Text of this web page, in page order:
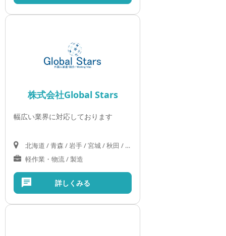
株式会社Global Stars
幅広い業界に対応しております
北海道 / 青森 / 岩手 / 宮城 / 秋田 / 山形 / 福島 / 茨城 / 栃木 / 群馬 / 埼玉 / 千葉 / 東京 / 神奈川 / 新潟 / 富山 / 石川 / 福井 / 山梨 / 長野 / 岐阜 / 静岡 / 愛知 / 三重 / 滋賀 / 京都 / 大阪 / 兵庫 / 奈良 / 和歌山 / 鳥取 / 島根 / 岡山 / 広島 / 山口 / 徳島 / 香川 / 愛媛 / 高知 / 福岡 / 佐賀 / 長崎 / 熊本 / 大分 / 宮崎 / 鹿児島 / 沖縄
軽作業・物流 / 製造
詳しくみる